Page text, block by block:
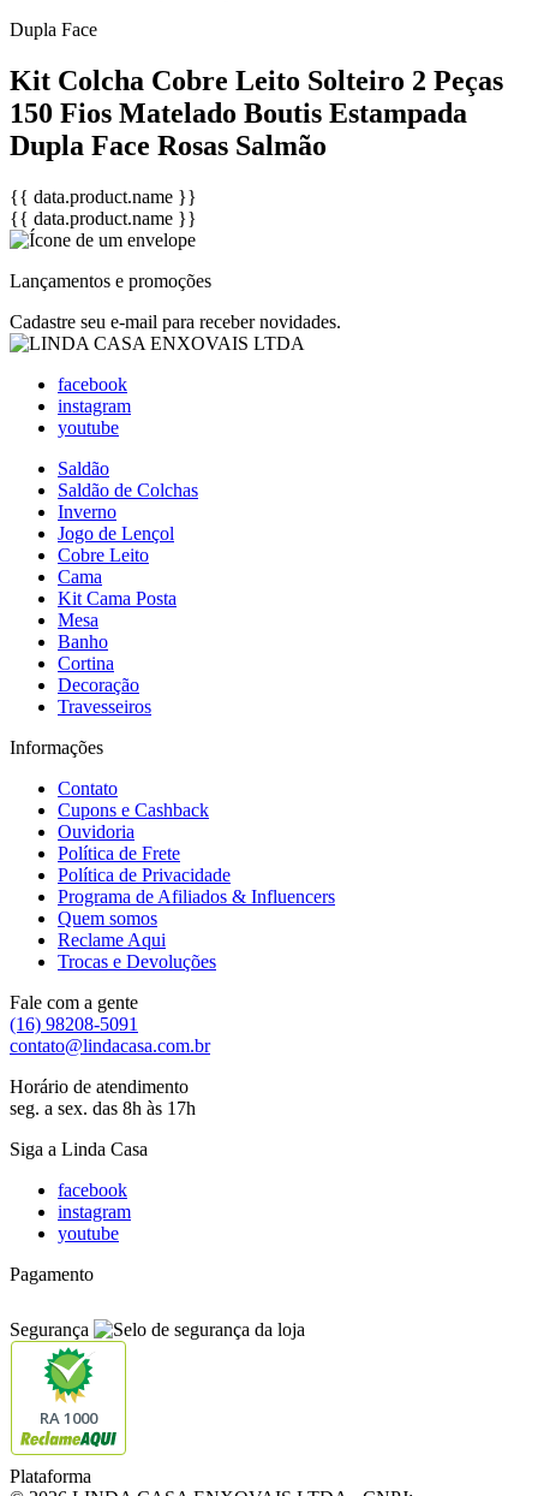
Dupla Face
Kit Colcha Cobre Leito Solteiro 2 Peças
150 Fios Matelado Boutis Estampada
Dupla Face Rosas Salmão
{{ data.product.name }}
{{ data.product.name }}
Lançamentos e promoções
Cadastre seu e-mail para receber novidades.
facebook
instagram
youtube
Saldão
Saldão de Colchas
Inverno
Jogo de Lençol
Cobre Leito
Cama
Kit Cama Posta
Mesa
Banho
Cortina
Decoração
Travesseiros
Informações
Contato
Cupons e Cashback
Ouvidoria
Política de Frete
Política de Privacidade
Programa de Afiliados & Influencers
Quem somos
Reclame Aqui
Trocas e Devoluções
Fale com a gente
(16) 98208-5091
contato@lindacasa.com.br
Horário de atendimento
seg. a sex. das 8h às 17h
Siga a Linda Casa
facebook
instagram
youtube
Pagamento
Segurança
RA 1000
Plataforma